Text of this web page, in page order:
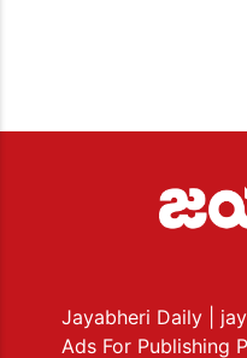
Jayabheri Daily
|
Ads For Publishing